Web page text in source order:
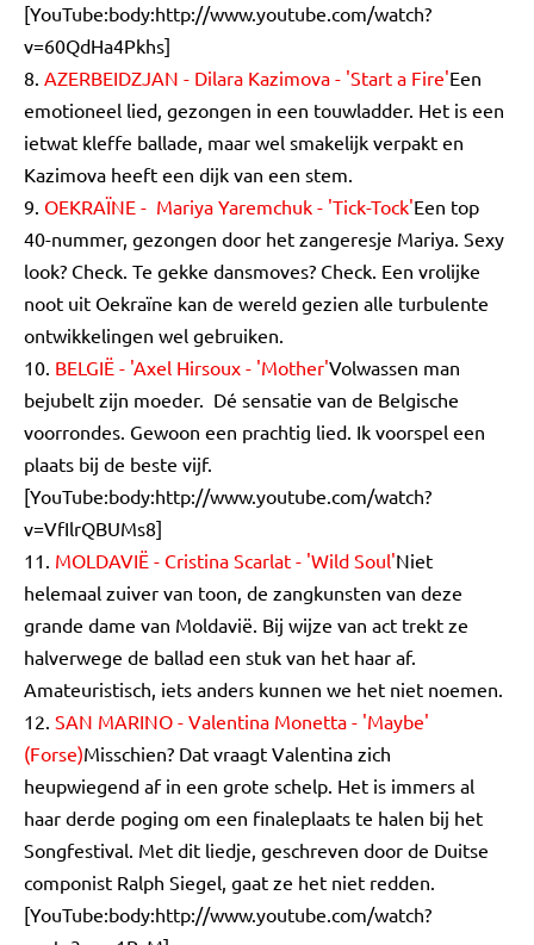
[YouTube:body:http://www.youtube.com/watch?
v=60QdHa4Pkhs]
8. AZERBEIDZJAN - Dilara Kazimova - 'Start a Fire'Een
emotioneel lied, gezongen in een touwladder. Het is een
ietwat kleffe ballade, maar wel smakelijk verpakt en
Kazimova heeft een dijk van een stem.
9. OEKRAÏNE - Mariya Yaremchuk - 'Tick-Tock'Een top
40-nummer, gezongen door het zangeresje Mariya. Sexy
look? Check. Te gekke dansmoves? Check. Een vrolijke
noot uit Oekraïne kan de wereld gezien alle turbulente
ontwikkelingen wel gebruiken.
10. BELGIË - 'Axel Hirsoux - 'Mother'Volwassen man
bejubelt zijn moeder. Dé sensatie van de Belgische
voorrondes. Gewoon een prachtig lied. Ik voorspel een
plaats bij de beste vijf.
[YouTube:body:http://www.youtube.com/watch?
v=VfIlrQBUMs8]
11. MOLDAVIË - Cristina Scarlat - 'Wild Soul'Niet
helemaal zuiver van toon, de zangkunsten van deze
grande dame van Moldavië. Bij wijze van act trekt ze
halverwege de ballad een stuk van het haar af.
Amateuristisch, iets anders kunnen we het niet noemen.
12. SAN MARINO - Valentina Monetta - 'Maybe'
(Forse)Misschien? Dat vraagt Valentina zich
heupwiegend af in een grote schelp. Het is immers al
haar derde poging om een finaleplaats te halen bij het
Songfestival. Met dit liedje, geschreven door de Duitse
componist Ralph Siegel, gaat ze het niet redden.
[YouTube:body:http://www.youtube.com/watch?